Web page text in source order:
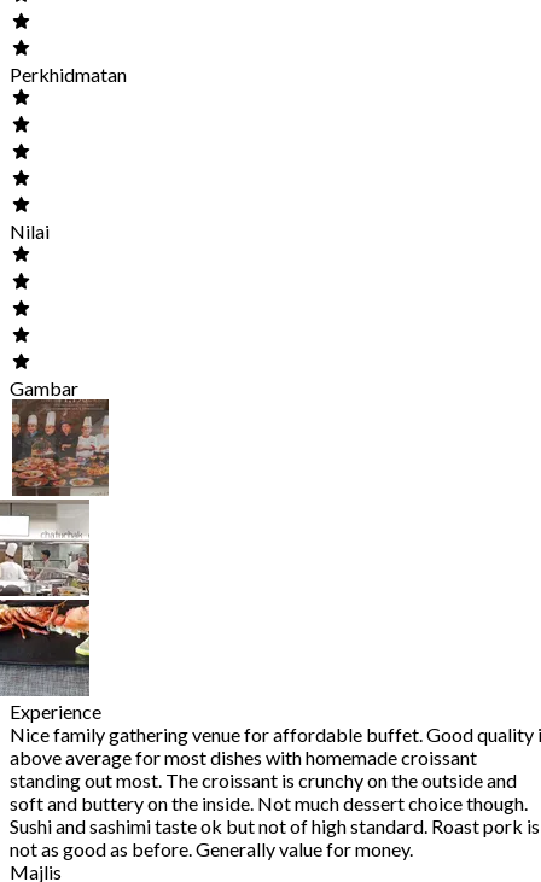
Perkhidmatan
Nilai
Gambar
Experience
Nice family gathering venue for affordable buffet. Good quality
above average for most dishes with homemade croissant
standing out most. The croissant is crunchy on the outside and
soft and buttery on the inside. Not much dessert choice though.
Sushi and sashimi taste ok but not of high standard. Roast pork is
not as good as before. Generally value for money.
Majlis